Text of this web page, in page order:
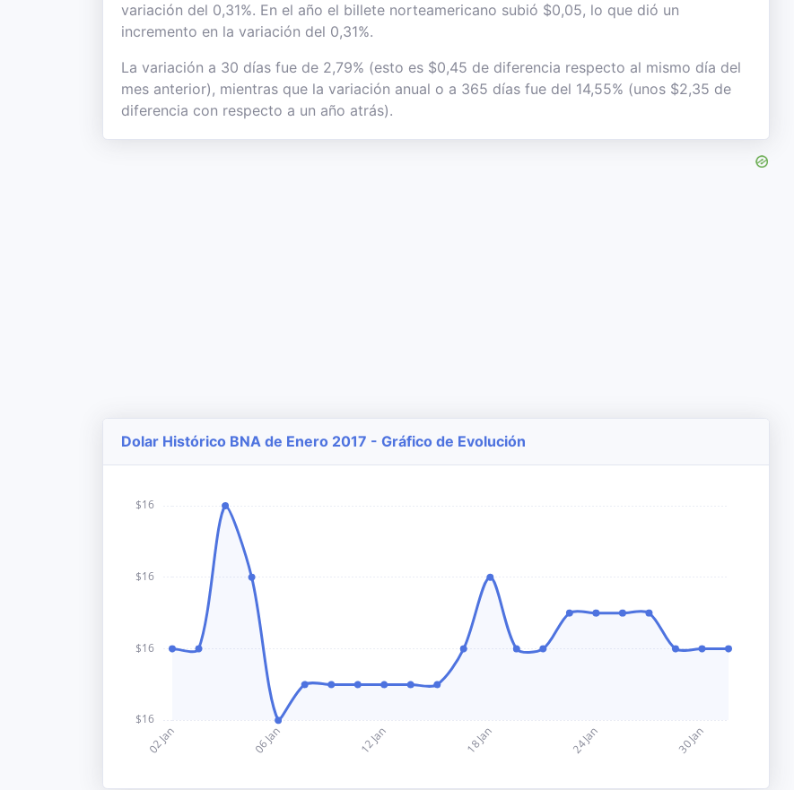
variación del 0,31%. En el año el billete norteamericano subió $0,05, lo que dió un
incremento en la variación del 0,31%.
La variación a 30 días fue de 2,79% (esto es $0,45 de diferencia respecto al mismo día del
mes anterior), mientras que la variación anual o a 365 días fue del 14,55% (unos $2,35 de
diferencia con respecto a un año atrás).
Dolar Histórico BNA de Enero 2017 - Gráfico de Evolución